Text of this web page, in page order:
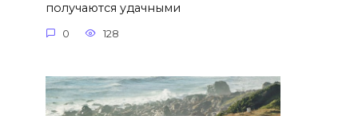
получаются удачными
0 128